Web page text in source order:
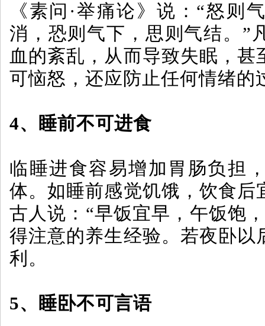
《素问·举痛论》说：“怒则
消，恐则气下，思则气结。”
血的紊乱，从而导致失眠，
可恼怒，还应防止任何情绪的
4、睡前不可进食
临睡进食容易增加胃肠负担
体。如睡前感觉饥饿，饮食后
古人说：“早饭宜早，午饭饱
得注意的养生经验。若夜卧以
利。
5、睡卧不可言语